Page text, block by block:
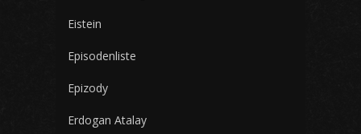
Eistein
Episodenliste
Epizody
Erdogan Atalay